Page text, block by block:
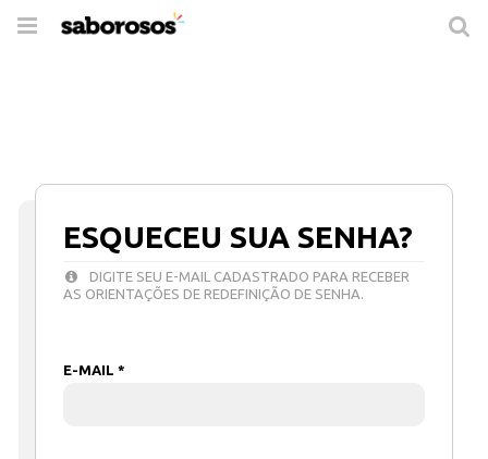
Trocar
ESQUECEU SUA SENHA?
DIGITE SEU E-MAIL CADASTRADO PARA RECEBER
AS ORIENTAÇÕES DE REDEFINIÇÃO DE SENHA.
E-MAIL *